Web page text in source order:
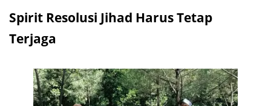
Spirit Resolusi Jihad Harus Tetap
Terjaga